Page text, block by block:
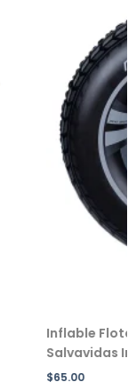
Inflable
Salvavidas
$65.00